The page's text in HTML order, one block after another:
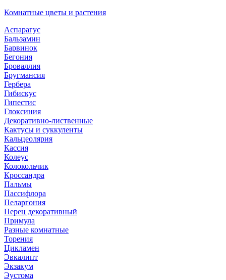
Комнатные цветы и растения
Аспарагус
Бальзамин
Барвинок
Бегония
Броваллия
Бругмансия
Гербера
Гибискус
Гипестис
Глоксиния
Декоративно-лиственные
Кактусы и суккуленты
Кальцеолярия
Кассия
Колеус
Колокольчик
Кроссандра
Пальмы
Пассифлора
Пеларгония
Перец декоративный
Примула
Разные комнатные
Торения
Цикламен
Эвкалипт
Экзакум
Эустома